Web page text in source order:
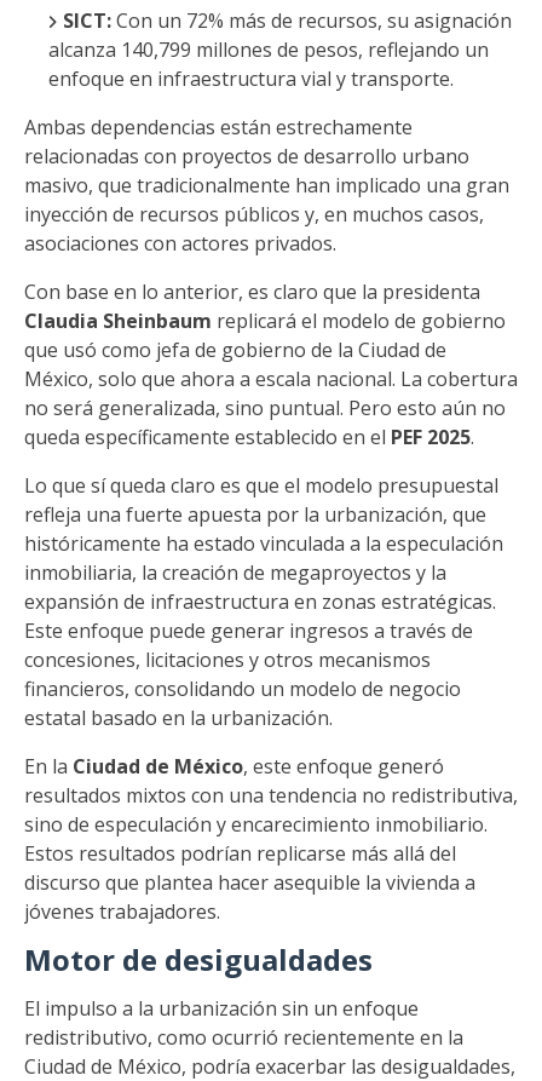
SICT:Con un 72% más de recursos, su asignación
alcanza 140,799 millones de pesos, reflejando un
enfoque en infraestructura vial y transporte.
Ambas dependencias están estrechamente
relacionadas con proyectos de desarrollo urbano
masivo, que tradicionalmente han implicado una gran
inyección de recursos públicos y, en muchos casos,
asociaciones con actores privados.
Con base en lo anterior, es claro que la presidenta
Claudia Sheinbaum replicará el modelo de gobierno
que usó como jefa de gobierno de la Ciudad de
México, solo que ahora a escala nacional. La cobertura
no será generalizada, sino puntual. Pero esto aún no
queda específicamente establecido en el PEF 2025.
Lo que sí queda claro es que el modelo presupuestal
refleja una fuerte apuesta por la urbanización, que
históricamente ha estado vinculada a la especulación
inmobiliaria, la creación de megaproyectos y la
expansión de infraestructura en zonas estratégicas.
Este enfoque puede generar ingresos a través de
concesiones, licitaciones y otros mecanismos
financieros, consolidando un modelo de negocio
estatal basado en la urbanización.
En la Ciudad de México, este enfoque generó
resultados mixtos con una tendencia no redistributiva,
sino de especulación y encarecimiento inmobiliario.
Estos resultados podrían replicarse más allá del
discurso que plantea hacer asequible la vivienda a
jóvenes trabajadores.
Motor de desigualdades
El impulso a la urbanización sin un enfoque
redistributivo, como ocurrió recientemente en la
Ciudad de México, podría exacerbar las desigualdades,